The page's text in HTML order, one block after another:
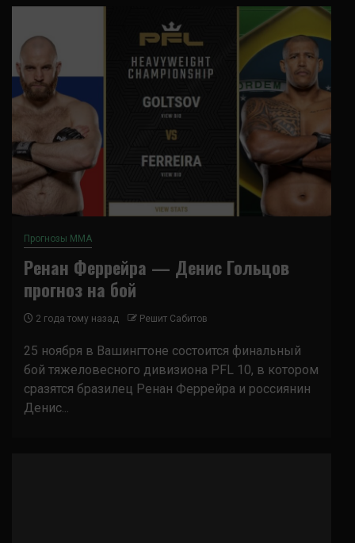
Прогнозы ММА
Ренан Феррейра — Денис Гольцов
прогноз на бой
2 года тому назад Решит Сабитов
25 ноября в Вашингтоне состоится финальный
бой тяжеловесного дивизиона PFL 10, в котором
сразятся бразилец Ренан Феррейра и россиянин
Денис...